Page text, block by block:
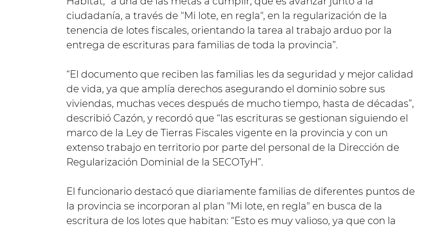
ciudadanía, a través de "Mi lote, en regla", en la regularización de la
tenencia de lotes fiscales, orientando la tarea al trabajo arduo por la
entrega de escrituras para familias de toda la provincia”.
“El documento que reciben las familias les da seguridad y mejor calidad
de vida, ya que amplía derechos asegurando el dominio sobre sus
viviendas, muchas veces después de mucho tiempo, hasta de décadas”,
describió Cazón, y recordó que “las escrituras se gestionan siguiendo el
marco de la Ley de Tierras Fiscales vigente en la provincia y con un
extenso trabajo en territorio por parte del personal de la Dirección de
Regularización Dominial de la SECOTyH”.
El funcionario destacó que diariamente familias de diferentes puntos de
la provincia se incorporan al plan "Mi lote, en regla" en busca de la
escritura de los lotes que habitan: “Esto es muy valioso, ya que con la